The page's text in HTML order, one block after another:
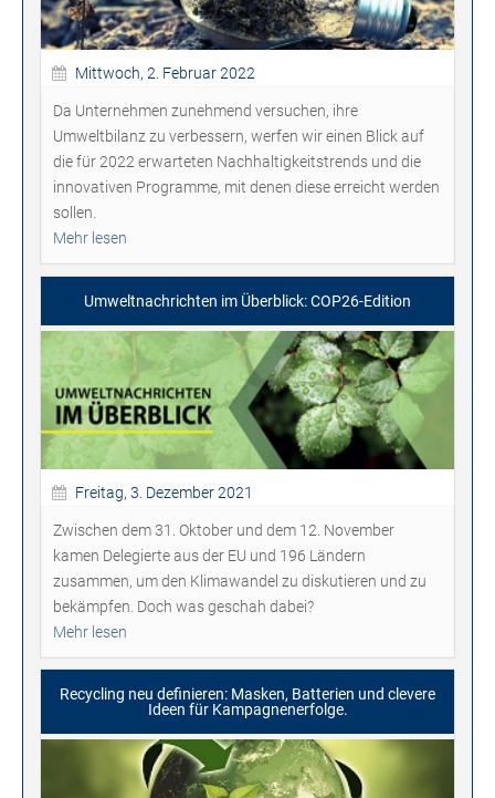
Mittwoch, 2. Februar 2022
Da Unternehmen zunehmend versuchen, ihre
Umweltbilanz zu verbessern, werfen wir einen Blick auf
die für 2022 erwarteten Nachhaltigkeitstrends und die
innovativen Programme, mit denen diese erreicht werden
sollen.
Mehr lesen
Umweltnachrichten im Überblick: COP26-Edition
Freitag, 3. Dezember 2021
Zwischen dem 31. Oktober und dem 12. November
kamen Delegierte aus der EU und 196 Ländern
zusammen, um den Klimawandel zu diskutieren und zu
bekämpfen. Doch was geschah dabei?
Mehr lesen
Recycling neu definieren: Masken, Batterien und clevere
Ideen für Kampagnenerfolge.